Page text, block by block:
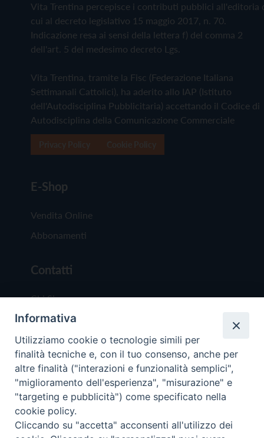
Vita Trentina percepisce i contributi pubblici all'editoria
cui al decreto legislativo 15 maggio 2017, n. 70.
Indicazione resa ai sensi della lettera f) del comma 2
dell'art. 5 del medesimo decreto Lgs.
Vita Trentina, tramite la Fisc (Federazione Italiana
Settimanali Cattolici), ha aderito allo IAP (Istituto
dell'Autodisciplina Pubblicitaria) accettando il Codice di
Autodisciplina della Comunicazione Commerciale
E-Shop
Vendita Online
Abbonamenti
Contatti
Chi Siamo
Redazione
Scrivici
Copyright © 2019 - Tutti i diritti riservati - Vita
Trentina Editrice
Informativa
Utilizziamo cookie o tecnologie simili per
finalità tecniche e, con il tuo consenso, anche per
altre finalità ("interazioni e funzionalità semplici",
"miglioramento dell'esperienza", "misurazione" e
"targeting e pubblicità") come specificato nella
cookie policy.
Cliccando su "accetta" acconsenti all'utilizzo dei